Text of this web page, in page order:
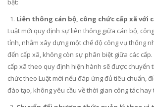
bật:
Liên thông cán bộ, công chức cấp xã với
Luật mới quy định sự liên thông giữa cán bộ,
tỉnh, nhằm xây dựng một chế độ công vụ thống
đến cấp xã, không còn sự phân biệt giữa các
cấp xã theo quy định hiện hành sẽ được chuyển
chức theo Luật mới nếu đáp ứng đủ tiêu chuẩn,
đào tạo, không yêu cầu về thời gian công tác hay